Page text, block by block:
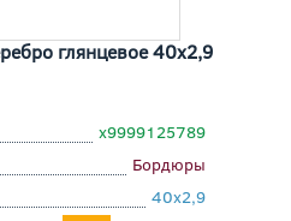
глянцевое 40x2,9
х9999125789
Бордюры
40x2,9